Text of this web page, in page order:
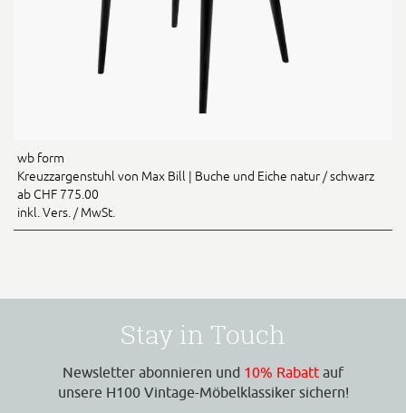
wb form
Kreuzzargenstuhl von Max Bill | Buche und Eiche natur / schwarz
ab CHF 775.00
inkl. Vers. / MwSt.
Stay in Touch
Newsletter abonnieren und 10% Rabatt auf
unsere H100 Vintage-Möbelklassiker sichern!